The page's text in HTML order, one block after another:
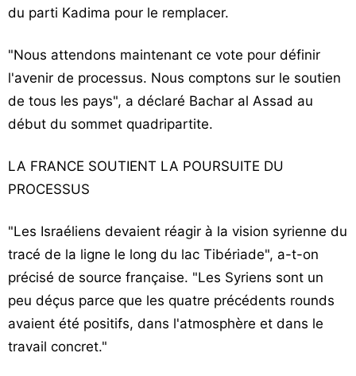
du parti Kadima pour le remplacer.
"Nous attendons maintenant ce vote pour définir
l'avenir de processus. Nous comptons sur le soutien
de tous les pays", a déclaré Bachar al Assad au
début du sommet quadripartite.
LA FRANCE SOUTIENT LA POURSUITE DU
PROCESSUS
"Les Israéliens devaient réagir à la vision syrienne du
tracé de la ligne le long du lac Tibériade", a-t-on
précisé de source française. "Les Syriens sont un
peu déçus parce que les quatre précédents rounds
avaient été positifs, dans l'atmosphère et dans le
travail concret."